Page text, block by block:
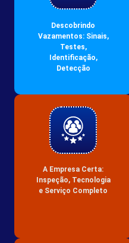
Descobrindo
Vazamentos: Sinais,
Testes,
Identificação,
Detecção
A Empresa Certa:
Inspeção, Tecnologia
e Serviço Completo